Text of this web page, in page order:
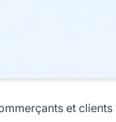
et clients